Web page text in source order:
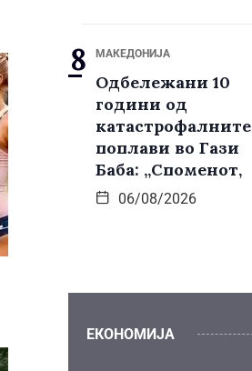
МАКЕДОНИЈА
Одбележани 10
години од
катастрофалните
поплави во Гази
Баба: „Споменот,
06/08/2026
ЕКОНОМИЈА